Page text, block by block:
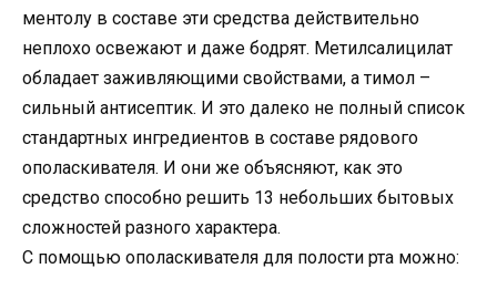
ментолу в составе эти средства действительно
неплохо освежают и даже бодрят. Метилсалицилат
обладает заживляющими свойствами, а тимол –
сильный антисептик. И это далеко не полный список
стандартных ингредиентов в составе рядового
ополаскивателя. И они же объясняют, как это
средство способно решить 13 небольших бытовых
сложностей разного характера.
С помощью ополаскивателя для полости рта можно: